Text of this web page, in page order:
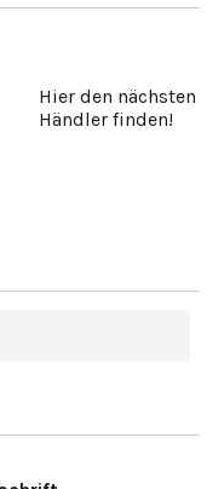
Hier den nächsten
Händler finden!